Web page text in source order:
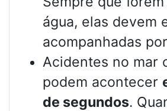
água, elas devem
acompanhadas
Acidentes no mar
podem acontecer
de segundos.